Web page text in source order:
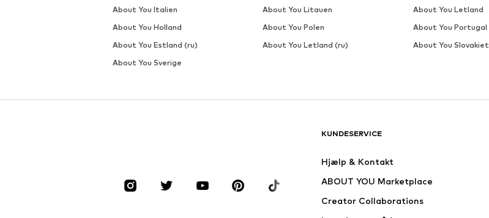
KUNDESERVICE
Hjælp & Kontakt
ABOUT YOU Marketplace
Creator Collaborations
About You Italien
About You Litauen About You Letland
About You Holland
About You Polen About You Portugal
About You Estland (ru)
About You Letland (ru) About You Slovakiet
About You Sverige